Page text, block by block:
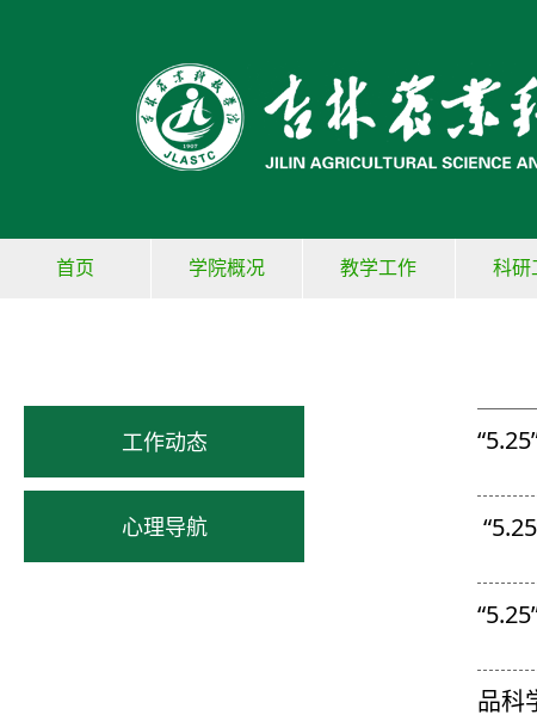
首页 学院概况 教学工作 科研
工作动态
心理导航
品科